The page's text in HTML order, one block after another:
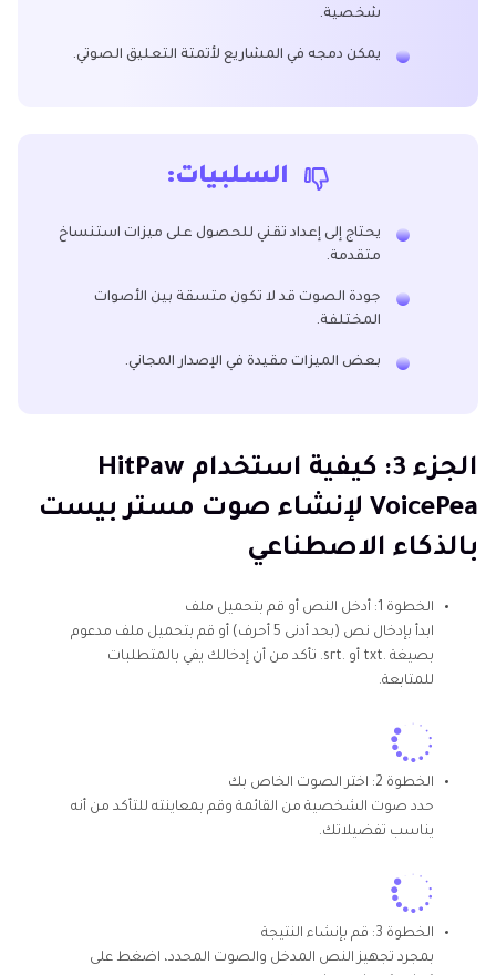
شخصية.
يمكن دمجه في المشاريع لأتمتة التعليق الصوتي.
السلبيات:
يحتاج إلى إعداد تقني للحصول على ميزات استنساخ
متقدمة.
جودة الصوت قد لا تكون متسقة بين الأصوات
المختلفة.
بعض الميزات مقيدة في الإصدار المجاني.
الجزء 3: كيفية استخدام HitPaw
VoicePea لإنشاء صوت مستر بيست
بالذكاء الاصطناعي
الخطوة 1:
أدخل النص أو قم بتحميل ملف
ابدأ بإدخال نص (بحد أدنى 5 أحرف) أو قم بتحميل ملف مدعوم
بصيغة .txt أو .srt. تأكد من أن إدخالك يفي بالمتطلبات
للمتابعة.
الخطوة 2:
اختر الصوت الخاص بك
حدد صوت الشخصية من القائمة وقم بمعاينته للتأكد من أنه
يناسب تفضيلاتك.
الخطوة 3:
قم بإنشاء النتيجة
بمجرد تجهيز النص المدخل والصوت المحدد، اضغط على